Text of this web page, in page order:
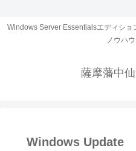
Windows Server Essentialsエディシ
ノウハ
薩摩藩中
Windows Update